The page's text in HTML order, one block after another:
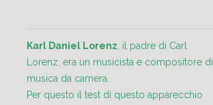
Karl Daniel Lorenz, il padre di Carl
Lorenz, era un musicista e compositore di
musica da camera.
Per questo il test di questo apparecchio